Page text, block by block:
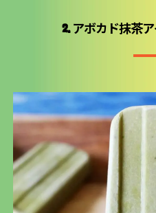
2. アボカド抹茶